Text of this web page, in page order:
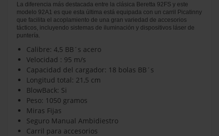
La diferencia más destacada entre la clásica Beretta 92FS y este
modelo 92A1 es que esta última está equipada con un carril Picatinny
que facilita el acoplamiento de una gran variedad de accesorios
tácticos, incluyendo sistemas de iluminación y dispositivos láser de
puntería.
Calibre: 4,5 BB´s acero
Velocidad : 95 m/s
Capacidad del cargador: 18 bolas BB´s
Longitud total: 21,5 cm
BlowBack: Si
Peso: 1050 gramos
Miras Fijas
Seguro Manual Ambidiestro
Carril para accesorios